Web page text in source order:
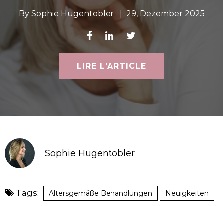
By Sophie Hugentobler| 29, Dezember 2025
LIRE L'ARTICLE
Sophie Hugentobler
Tags: Altersgemäße Behandlungen Neuigkeiten